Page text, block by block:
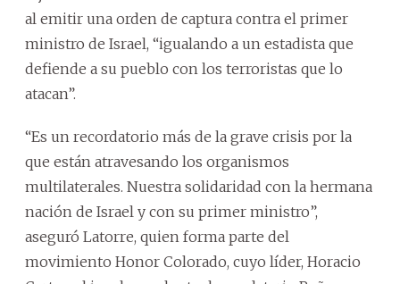
al emitir una orden de captura contra el primer
ministro de Israel, “igualando a un estadista que
defiende a su pueblo con los terroristas que lo
atacan”.
“Es un recordatorio más de la grave crisis por la
que están atravesando los organismos
multilaterales. Nuestra solidaridad con la hermana
nación de Israel y con su primer ministro”,
aseguró Latorre, quien forma parte del
movimiento Honor Colorado, cuyo líder, Horacio